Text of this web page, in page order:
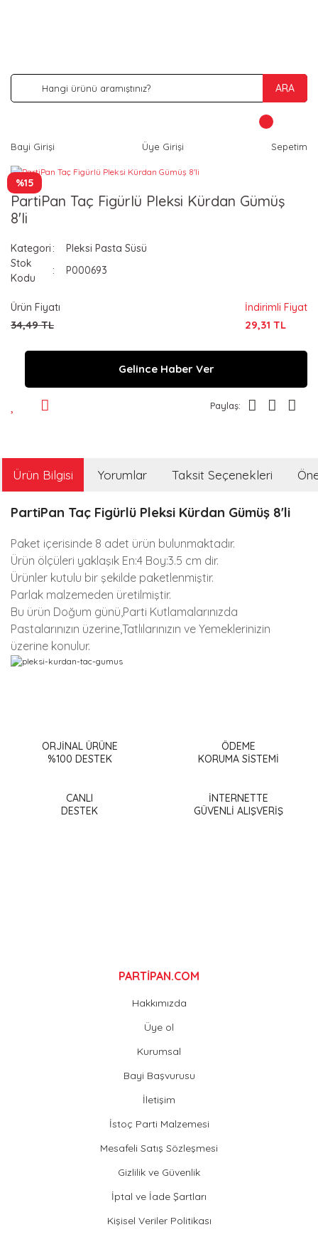
ARA
Bayi Girişi Üye Girişi Sepetim
%15
PartiPan Taç Figürlü Pleksi Kürdan Gümüş
8'li
Kategori
Pleksi Pasta Süsü
Stok
Kodu
P000693
Ürün Fiyatı
34,49 TL
İndirimli Fiyat
29,31 TL
Gelince Haber Ver
Paylaş:
Ürün Bilgisi Yorumlar Taksit Seçenekleri
PartiPan Taç Figürlü Pleksi Kürdan Gümüş 8'li
Paket içerisinde 8 adet ürün bulunmaktadır.
Ürün ölçüleri yaklaşık En:4 Boy:3.5 cm dir.
Ürünler kutulu bir şekilde paketlenmiştir.
Parlak malzemeden üretilmiştir.
Bu ürün Doğum günü,Parti Kutlamalarınızda
Pastalarınızın üzerine,Tatlılarınızın ve Yemeklerinizin
üzerine konulur.
Ürün açıklamasında eksik bilgiler bulunuyor.
Ürün bilgilerinde hatalar bulunuyor.
ORJİNAL ÜRÜNE
%100 DESTEK
ÖDEME
KORUMA SİSTEMİ
CANLI
DESTEK
İNTERNETTE
GÜVENLİ ALIŞVERİŞ
PARTİPAN.COM
Hakkımızda
Üye ol
Kurumsal
Bayi Başvurusu
İletişim
İstoç Parti Malzemesi
Mesafeli Satış Sözleşmesi
Gizlilik ve Güvenlik
İptal ve İade Şartları
Kişisel Veriler Politikası